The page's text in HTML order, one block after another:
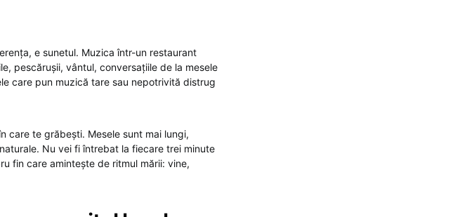
e sunetul. Muzica într-un restaurant
pescărușii, vântul, conversațiile de la mesele
care pun muzică tare sau nepotrivită distrug
care te grăbești. Mesele sunt mai lungi,
Nu vei fi întrebat la fiecare trei minute
fin care amintește de ritmul mării: vine,